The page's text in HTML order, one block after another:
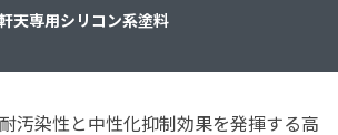
天専用シリコン系塗料
汚染性と中性化抑制効果を発揮する高